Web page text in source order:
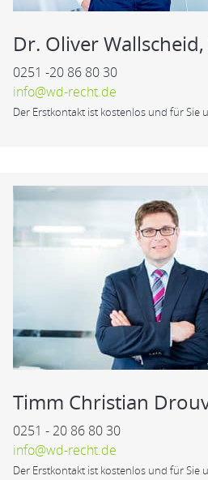
Dr. Oliver Wallscheid,
0251 -20 86 80 30
info@wd-recht.de
Der Erstkontakt ist kostenlos und für Sie
Timm Christian
0251 - 20 86 80 30
info@wd-recht.de
Der Erstkontakt ist kostenlos und für Sie